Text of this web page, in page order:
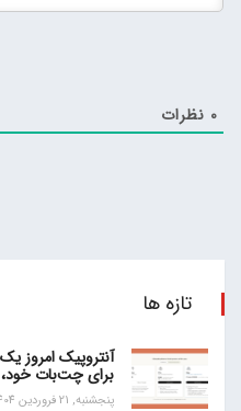
0 نظرات
تازه ها
برای چت‌بات خود، Claude، معرفی کرد
پنجشنبه, 21 فروردین 1404, ساعت 14:17